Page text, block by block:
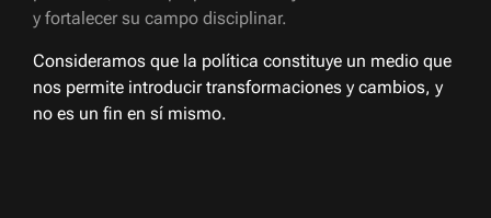
y fortalecer su campo disciplinar.
Consideramos que la política constituye un medio que
nos permite introducir transformaciones y cambios, y
no es un fin en sí mismo.